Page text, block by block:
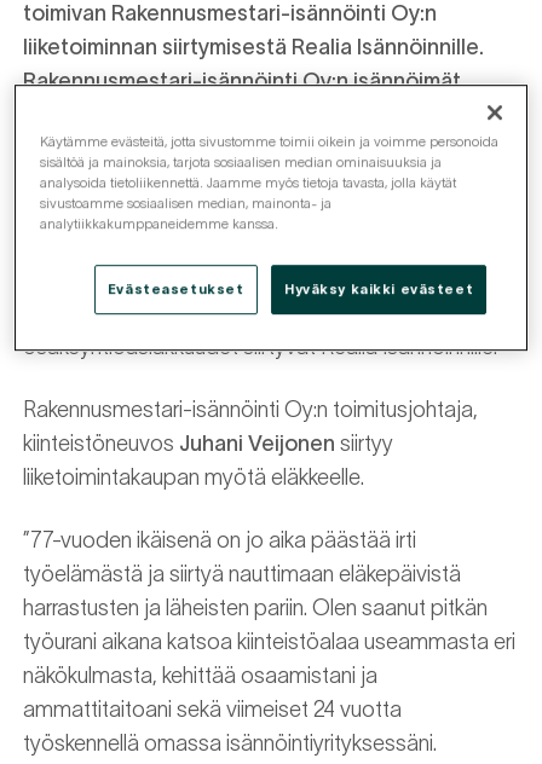
toimivan Rakennusmestari-isännöinti Oy:n
liiketoiminnan siirtymisestä Realia Isännöinnille.
Rakennusmestari-isännöinti Oy:n isännöimät
nykyiset asunto-osakeyhtiöasiakkuudet siirtyvät
Realia Isännöinti Oy:lle 15.6.2019 alkaen.
Rakennusmestari-isännöinti Oy on Helsingin
isännöintialan yritys. Nyt solmitun liiketoimintakaupan
myötä yrityksen isännöimät asunto-
osakeyhtiöasiakkuudet siirtyvät Realia Isännöinnille.
Rakennusmestari-isännöinti Oy:n toimitusjohtaja,
kiinteistöneuvos Juhani Veijonen siirtyy
liiketoimintakaupan myötä eläkkeelle.
”77-vuoden ikäisenä on jo aika päästää irti
työelämästä ja siirtyä nauttimaan eläkepäivistä
harrastusten ja läheisten pariin. Olen saanut pitkän
työurani aikana katsoa kiinteistöalaa useammasta eri
näkökulmasta, kehittää osaamistani ja
ammattitaitoani sekä viimeiset 24 vuotta
työskennellä omassa isännöintiyrityksessäni.
Käytämme evästeitä, jotta sivustomme toimii oikein ja voimme personoida
sisältöä ja mainoksia, tarjota sosiaalisen median ominaisuuksia ja
analysoida tietoliikennettä. Jaamme myös tietoja tavasta, jolla käytät
sivustoamme sosiaalisen median, mainonta- ja
analytiikkakumppaneidemme kanssa.
Evästeasetukset Hyväksy kaikki evästeet